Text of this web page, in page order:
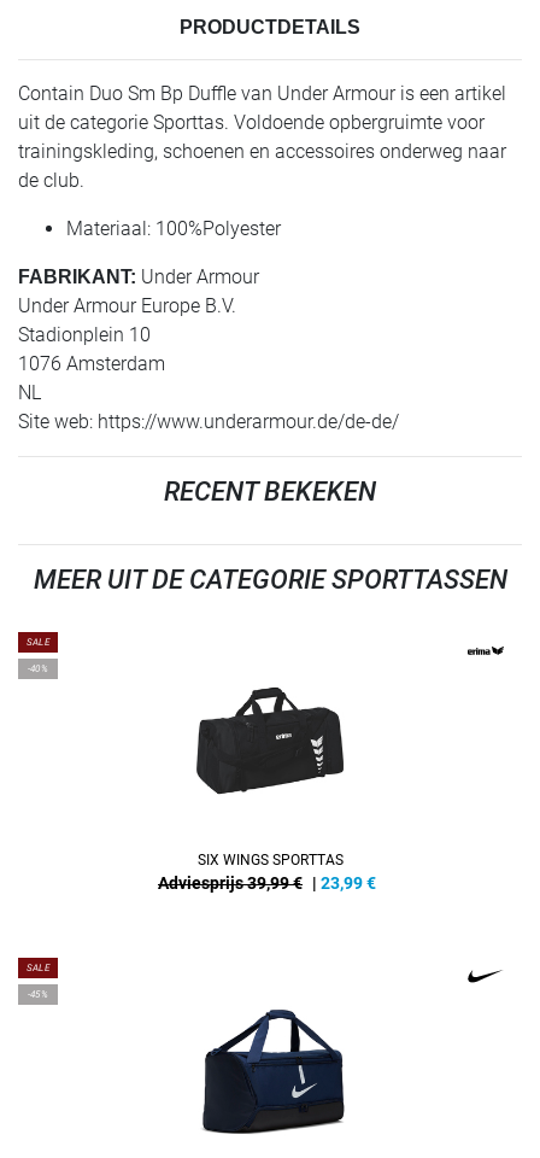
PRODUCTDETAILS
Contain Duo Sm Bp Duffle van Under Armour is een artikel
uit de categorie Sporttas. Voldoende opbergruimte voor
trainingskleding, schoenen en accessoires onderweg naar
de club.
Materiaal: 100%Polyester
FABRIKANT: Under Armour
Under Armour Europe B.V.
Stadionplein 10
1076 Amsterdam
NL
Site web: https://www.underarmour.de/de-de/
RECENT BEKEKEN
MEER UIT DE CATEGORIE SPORTTASSEN
SALE
-40%
SIX WINGS SPORTTAS
Adviesprijs 39,99 € | 23,99€
SALE
-45%